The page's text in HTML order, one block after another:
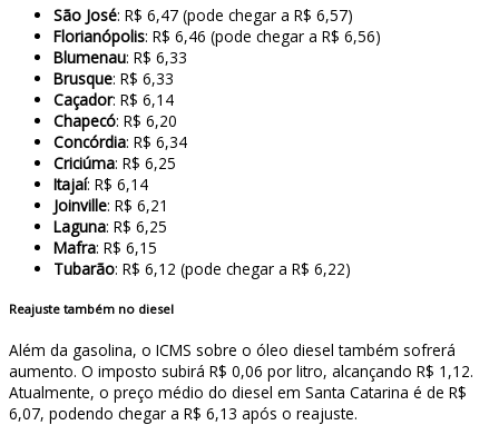
São José: R$ 6,47 (pode chegar a R$ 6,57)
Florianópolis: R$ 6,46 (pode chegar a R$ 6,56)
Blumenau: R$ 6,33
Brusque: R$ 6,33
Caçador: R$ 6,14
Chapecó: R$ 6,20
Concórdia: R$ 6,34
Criciúma: R$ 6,25
Itajaí: R$ 6,14
Joinville: R$ 6,21
Laguna: R$ 6,25
Mafra: R$ 6,15
Tubarão: R$ 6,12 (pode chegar a R$ 6,22)
Reajuste também no diesel
Além da gasolina, o ICMS sobre o óleo diesel também sofrerá
aumento. O imposto subirá R$ 0,06 por litro, alcançando R$ 1,12.
Atualmente, o preço médio do diesel em Santa Catarina é de R$
6,07, podendo chegar a R$ 6,13 após o reajuste.